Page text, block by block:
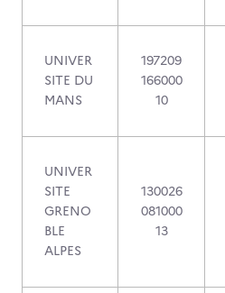
UNIVER
SITE DU
MANS
197209
166000
10
UNIVER
SITE
GRENO
BLE
ALPES
130026
081000
13